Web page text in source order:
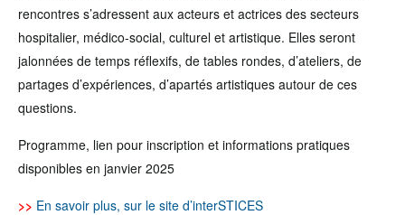
rencontres s’adressent aux acteurs et actrices des secteurs
hospitalier, médico-social, culturel et artistique. Elles seront
jalonnées de temps réflexifs, de tables rondes, d’ateliers, de
partages d’expériences, d’apartés artistiques autour de ces
questions.
Programme, lien pour inscription et informations pratiques
disponibles en janvier 2025
>> En savoir plus, sur le site d’interSTICES